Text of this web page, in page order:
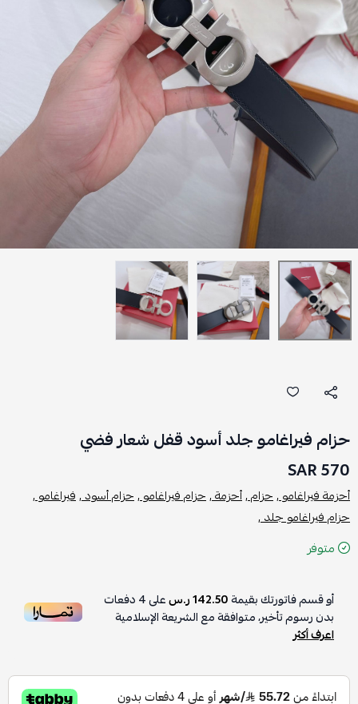
حزام فيراغامو جلد أسود قفل شعار فضي
570 SAR
أحزمة فيراغامو ,حزام ,أحزمة ,حزام فيراغامو ,حزام أسود ,فيراغامو ,
حزام فيراغامو جلد ,
متوفر
أو قسم فاتورتك بقيمة142.50 ر.س على4دفعات
بدون رسوم تأخير، متوافقة مع الشريعة الإسلامية
اعرف أكثر